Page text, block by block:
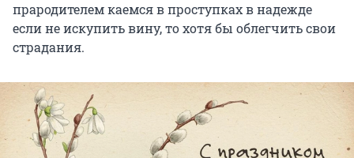
прародителем каемся в проступках в надежде
если не искупить вину, то хотя бы облегчить свои
страдания.